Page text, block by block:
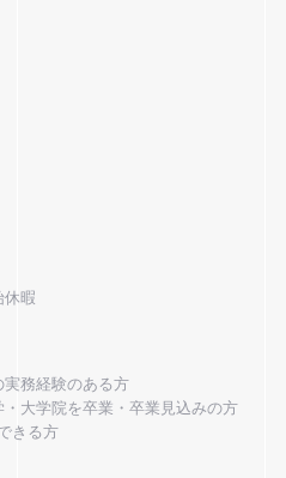
休暇
務経験のある方
大学院を卒業・卒業見込みの方
きる方